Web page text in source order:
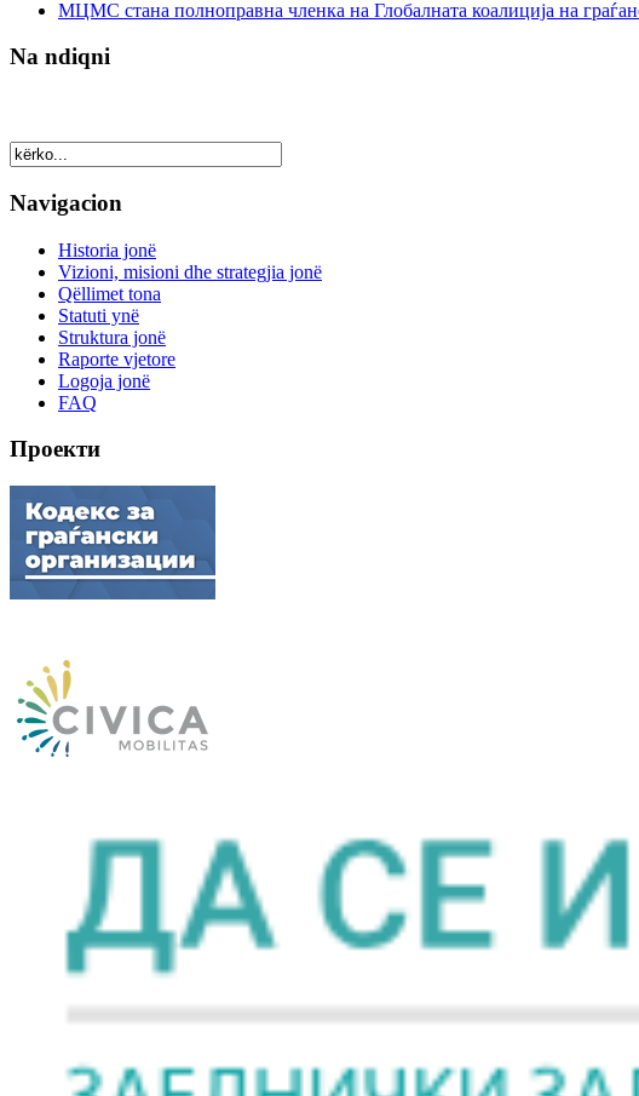
МЦМС стана полноправна членка на Глобалната коалиција на
Na ndiqni
Navigacion
Historia jonë
Vizioni, misioni dhe strategjia jonë
Qëllimet tona
Statuti ynë
Struktura jonë
Raporte vjetore
Logoja jonë
FAQ
Проекти